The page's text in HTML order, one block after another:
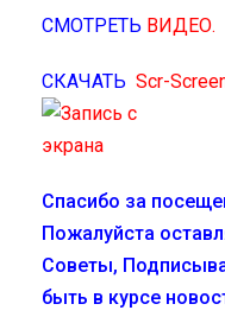
СМОТРЕТЬ ВИДЕО.
СКАЧАТЬ Scr-
Спасибо за
Пожалуйста
Советы,
быть в курсе